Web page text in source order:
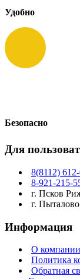
Удобно
Безопасно
Для
8(8112)
8-921-215-
г. Псков
г.
Информация
О компании
Политика
Обратная